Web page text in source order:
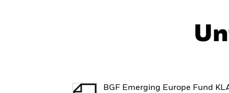
BGF Emerging Europe Fund